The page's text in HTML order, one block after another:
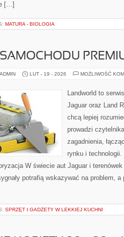
[…]
MATURA - BIOLOGIA
LUT - 19 - 2026 MOŻLIWOŚĆ
Landworld to
Jaguar oraz Land
chcą lepiej
prowadzi
zagadnienia,
rynku i
W świecie aut Jaguar i
potrafią wskazywać na problem, a
SPRZĘT I GADŻETY W LEKKIEJ KUCHNI